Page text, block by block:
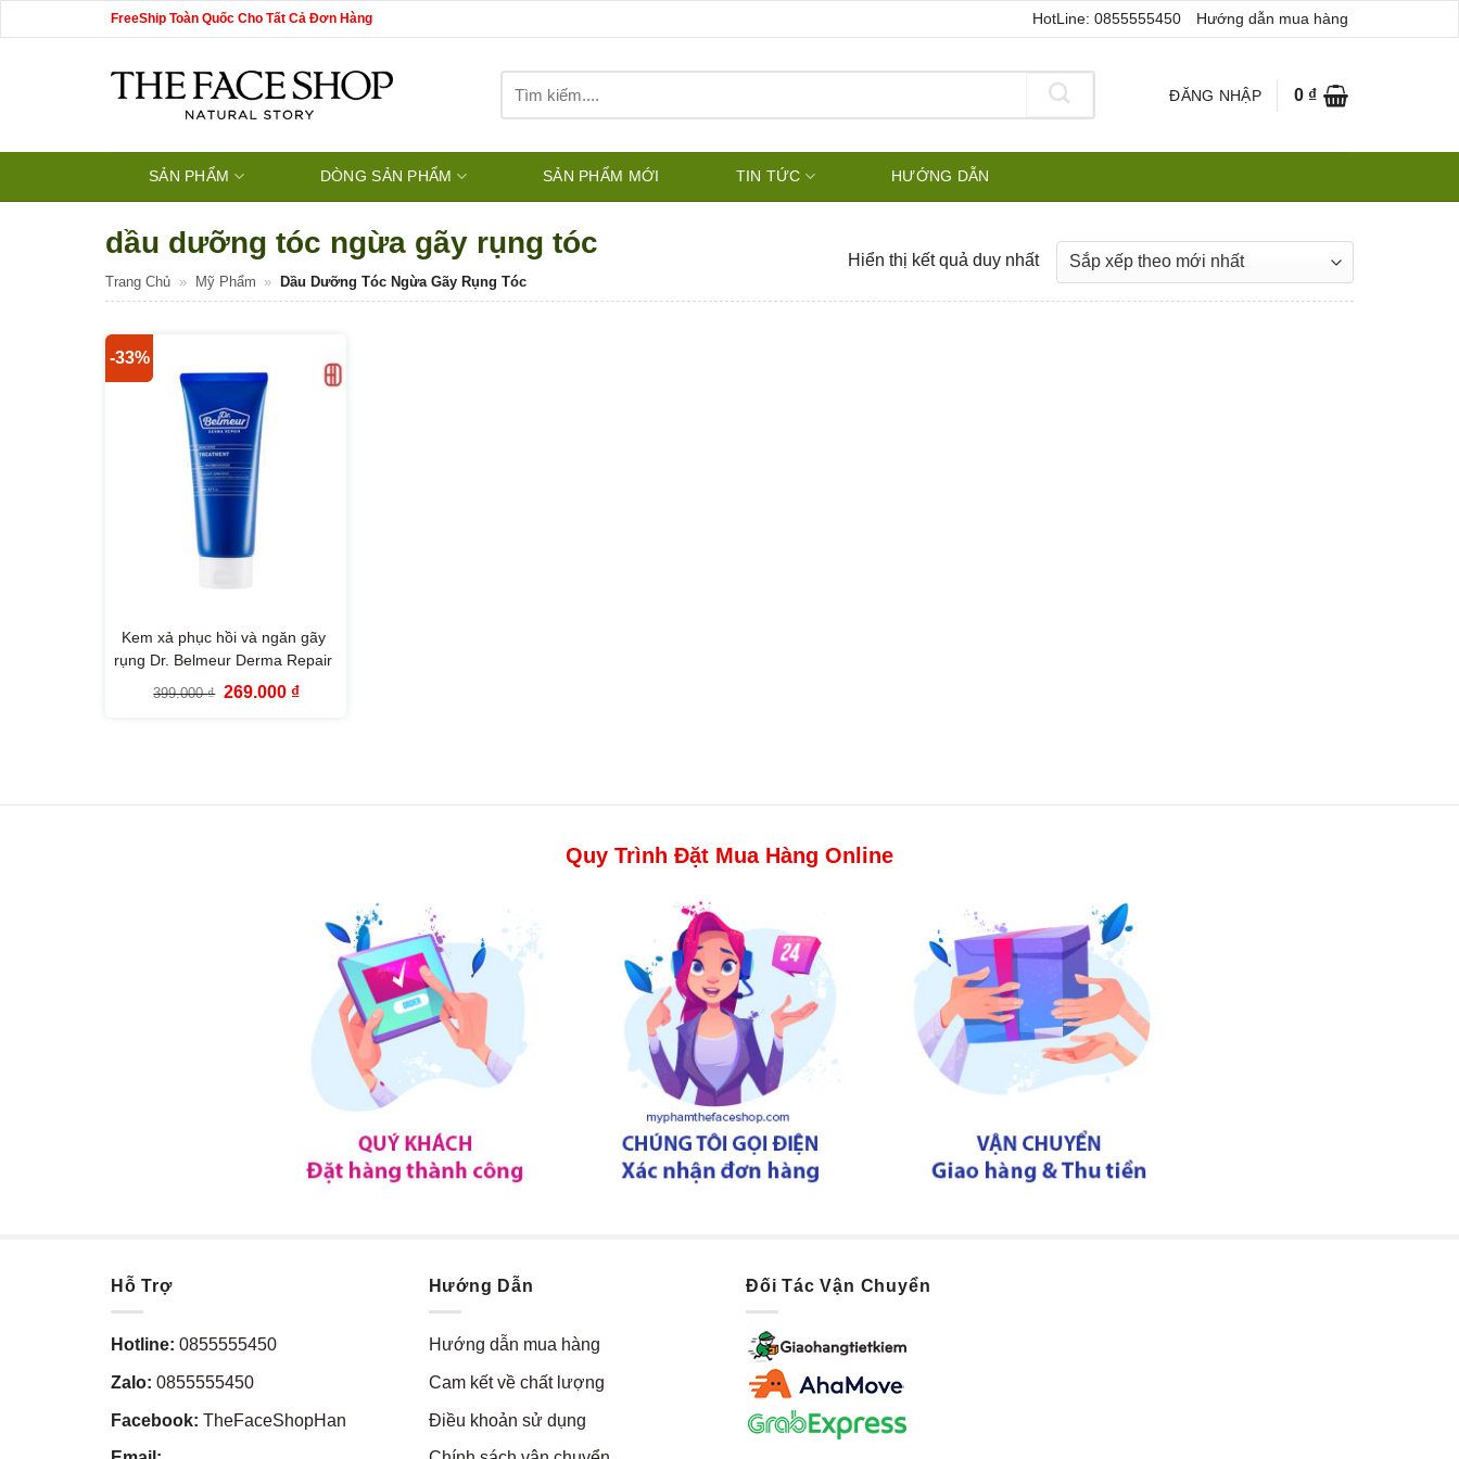
qua
FreeShip Toàn Quốc Cho Tất Cả Đơn Hàng HotLine: 0855555450 Hướng dẫn mua hàng
kiếm:
ĐĂNG NHẬP 0 ₫
SẢN PHẨM DÒNG SẢN PHẨM SẢN PHẨM MỚI TIN TỨC HƯỚNG DẪN
dầu dưỡng tóc ngừa gãy rụng tóc
Trang Chủ » Mỹ Phẩm » Dầu Dưỡng Tóc Ngừa Gãy Rụng Tóc
Hiển thị kết quả duy nhất
-33%
Kem xả phục hồi và ngăn gãy
rụng Dr. Belmeur Derma Repair
Treatment The Face Shop
399.000₫ Giá
269.000 ₫Giá
Quy Trình Đặt Mua Hàng Online
Hỗ Trợ
Hotline: 0855555450
Zalo: 0855555450
Facebook: TheFaceShopHan
Hướng Dẫn
Hướng dẫn mua hàng
Cam kết về chất lượng
Điều khoản sử dụng
Đối Tác Vận Chuyển